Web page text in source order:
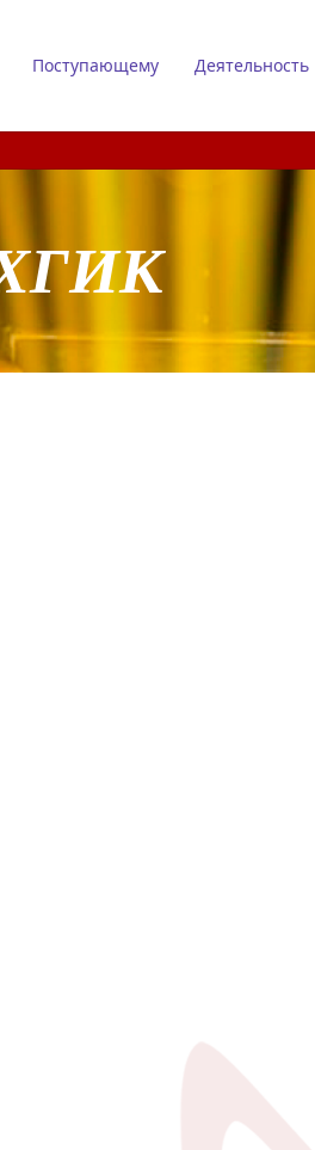
Поступающему Деятельность